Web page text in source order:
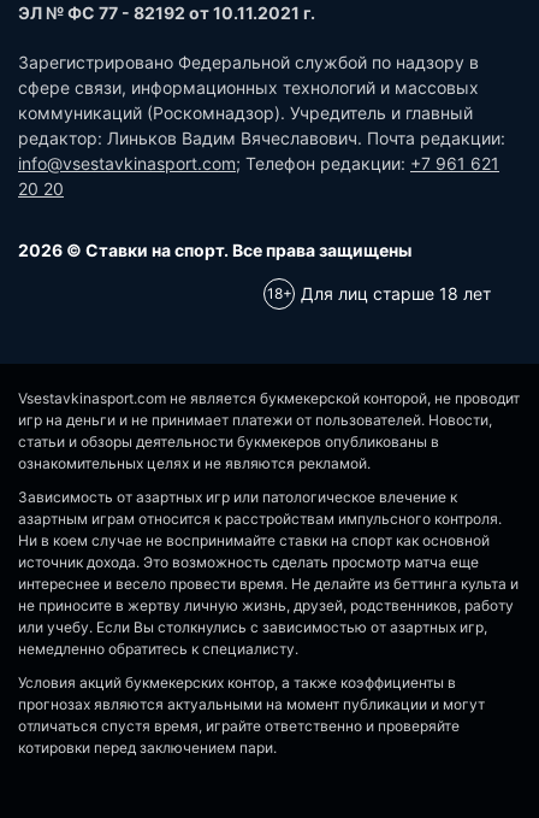
ЭЛ № ФС 77 - 82192 от 10.11.2021 г.
Зарегистрировано Федеральной службой по надзору в
сфере связи, информационных технологий и массовых
коммуникаций (Роскомнадзор). Учредитель и главный
редактор: Линьков Вадим Вячеславович. Почта редакции:
info@vsestavkinasport.com; Телефон редакции: +7 961 621
20 20
2026 © Ставки на спорт. Все права защищены
Для лиц старше 18 лет
Vsestavkinasport.com не является букмекерской конторой, не проводит
игр на деньги и не принимает платежи от пользователей. Новости,
статьи и обзоры деятельности букмекеров опубликованы в
ознакомительных целях и не являются рекламой.
Зависимость от азартных игр или патологическое влечение к
азартным играм относится к расстройствам импульсного контроля.
Ни в коем случае не воспринимайте ставки на спорт как основной
источник дохода. Это возможность сделать просмотр матча еще
интереснее и весело провести время. Не делайте из беттинга культа и
не приносите в жертву личную жизнь, друзей, родственников, работу
или учебу. Если Вы столкнулись с зависимостью от азартных игр,
немедленно обратитесь к специалисту.
Условия акций букмекерских контор, а также коэффициенты в
прогнозах являются актуальными на момент публикации и могут
отличаться спустя время, играйте ответственно и проверяйте
котировки перед заключением пари.